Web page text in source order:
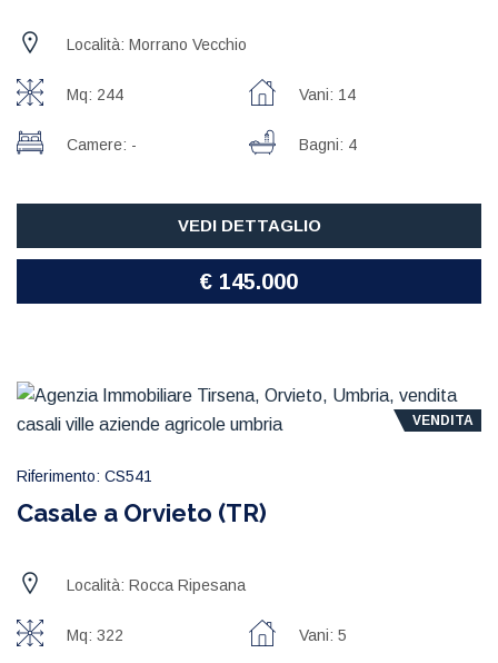
Località: Morrano Vecchio
Mq: 244 Vani: 14
Camere: - Bagni: 4
VEDI DETTAGLIO
€ 145.000
VENDITA
Riferimento: CS541
Casale a Orvieto (TR)
Località: Rocca Ripesana
Mq: 322 Vani: 5